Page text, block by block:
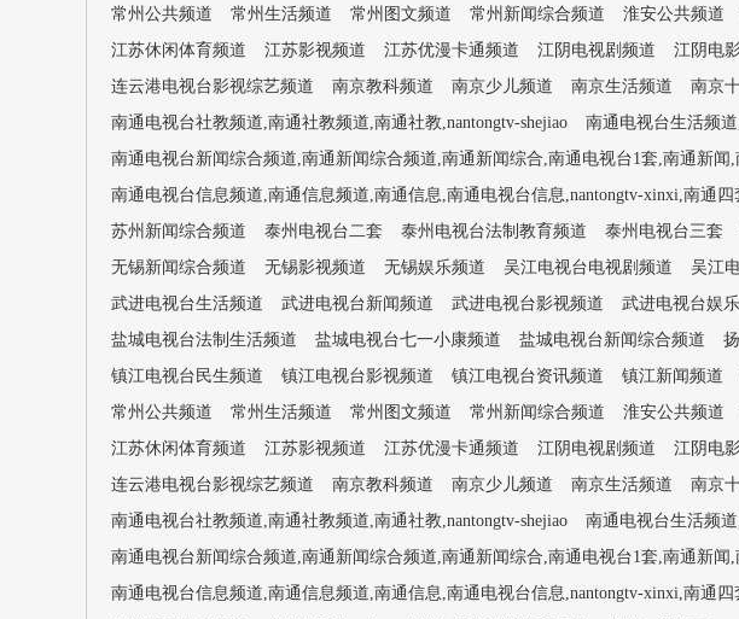
常州公共频道
常州生活频道 常州图文频道 常州新闻综合频道 淮安公共频道
江苏休闲体育频道
江苏影视频道 江苏优漫卡通频道 江阴电视剧频道 江阴电
连云港电视台影视综艺频道
南京教科频道 南京少儿频道 南京生活频道 南京
南通电视台社教频道,南通社教频道,南通社教,nantongtv-shejiao
南通电视台生活频
南通电视台新闻综合频道,南通新闻综合频道,南通新闻综合,南通电视台1套,南通新闻,
南通电视台信息频道,南通信息频道,南通信息,南通电视台信息,nantongtv-xinxi,南通四
苏州新闻综合频道
泰州电视台二套 泰州电视台法制教育频道 泰州电视台三套
无锡新闻综合频道
无锡影视频道 无锡娱乐频道 吴江电视台电视剧频道 吴江
武进电视台生活频道
武进电视台新闻频道 武进电视台影视频道 武进电视台娱
盐城电视台法制生活频道
盐城电视台七一小康频道 盐城电视台新闻综合频道
镇江电视台民生频道
镇江电视台影视频道 镇江电视台资讯频道 镇江新闻频道
常州公共频道
常州生活频道 常州图文频道 常州新闻综合频道 淮安公共频道
江苏休闲体育频道
江苏影视频道 江苏优漫卡通频道 江阴电视剧频道 江阴电
连云港电视台影视综艺频道
南京教科频道 南京少儿频道 南京生活频道 南京
南通电视台社教频道,南通社教频道,南通社教,nantongtv-shejiao
南通电视台生活频
南通电视台新闻综合频道,南通新闻综合频道,南通新闻综合,南通电视台1套,南通新闻,
南通电视台信息频道,南通信息频道,南通信息,南通电视台信息,nantongtv-xinxi,南通四